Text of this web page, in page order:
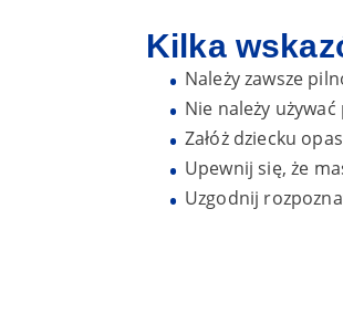
Kilka
Należy zawsze
Nie należy
Załóż dziecku
Upewnij się, że
Uzgodnij